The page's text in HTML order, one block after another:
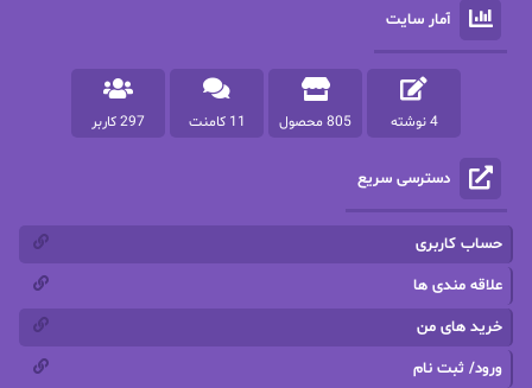
پرستو مهاجر
پرهام رسولی
پروانه قدیمی پروانه محمدی
پریسا شکور(طوفان خاموش)
پنلوپه وارد
تاران
ترنم.25
آمار سایت
4 نوشته 805 محصول 11 کامنت 297 کاربر
دسترسی سریع
حساب کاربری
علاقه مندی ها
خرید های من
ورود/ ثبت نام